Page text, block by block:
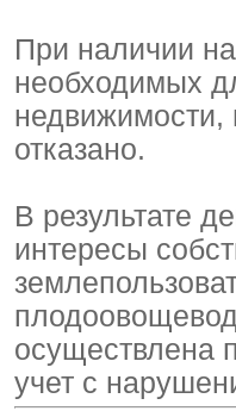
При наличии
необходимых
недвижимости,
отказано.
В результате
интересы
осуществлена
учет с